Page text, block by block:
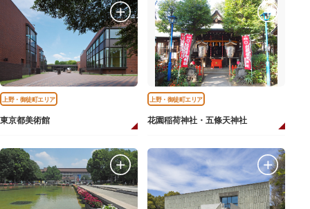
上野・御徒町エリア
東京都美術館
上野・御徒町エリア
花園稲荷神社・五條天神社